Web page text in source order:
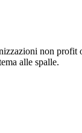
non
alle spalle.